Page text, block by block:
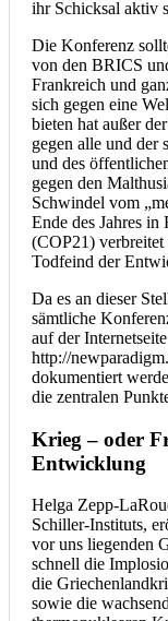
ihr Schicksal aktiv
Die Konferenz
von den BRICS
Frankreich und
sich gegen eine
bieten hat außer
gegen alle und der
und des
gegen den
Schwindel vom
Ende des Jahres
(COP21)
Todfeind der
Da es an dieser
sämtliche
auf der Internetseite
http://
dokumentiert
die zentralen
Krieg – oder
Entwicklung
Helga Zepp-
Schiller-Instituts,
vor uns liegenden
schnell die
die
sowie die